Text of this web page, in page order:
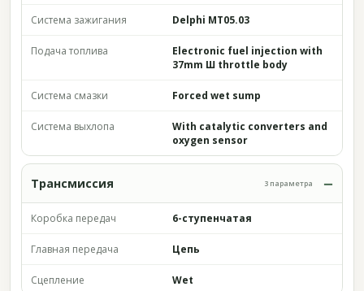
Система зажигания Delphi MT05.03
Подача топлива
Electronic fuel injection with
37mm Ш throttle body
Система смазки Forced wet sump
Система выхлопа
With catalytic converters and
oxygen sensor
Трансмиссия 3 параметра
Коробка передач 6-ступенчатая
Главная передача Цепь
Сцепление Wet